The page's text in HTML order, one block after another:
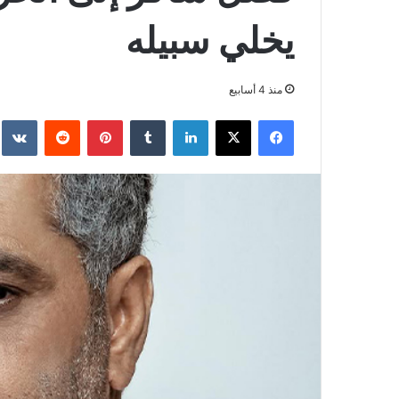
يخلي سبيله
منذ 4 أسابيع
فيسبوك ‫X لينكدإن بينتيريست